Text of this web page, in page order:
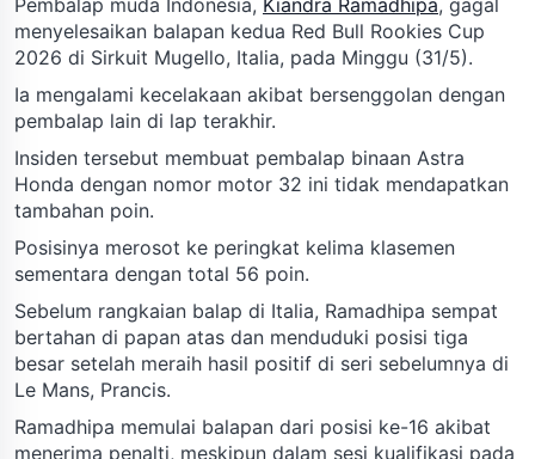
menyelesaikan balapan kedua Red Bull Rookies Cup
2026 di Sirkuit Mugello, Italia, pada Minggu (31/5).
Ia mengalami kecelakaan akibat bersenggolan dengan
pembalap lain di lap terakhir.
Insiden tersebut membuat pembalap binaan Astra
Honda dengan nomor motor 32 ini tidak mendapatkan
tambahan poin.
Posisinya merosot ke peringkat kelima klasemen
sementara dengan total 56 poin.
Sebelum rangkaian balap di Italia, Ramadhipa sempat
bertahan di papan atas dan menduduki posisi tiga
besar setelah meraih hasil positif di seri sebelumnya di
Le Mans, Prancis.
Ramadhipa memulai balapan dari posisi ke-16 akibat
menerima penalti, meskipun dalam sesi kualifikasi pada